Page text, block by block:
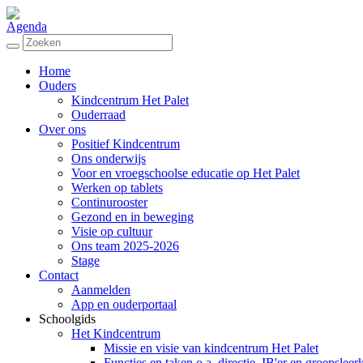
Agenda
Home
Ouders
Kindcentrum Het Palet
Ouderraad
Over ons
Positief Kindcentrum
Ons onderwijs
Voor en vroegschoolse educatie op Het Palet
Werken op tablets
Continurooster
Gezond en in beweging
Visie op cultuur
Ons team 2025-2026
Stage
Contact
Aanmelden
App en ouderportaal
Schoolgids
Het Kindcentrum
Missie en visie van kindcentrum Het Palet